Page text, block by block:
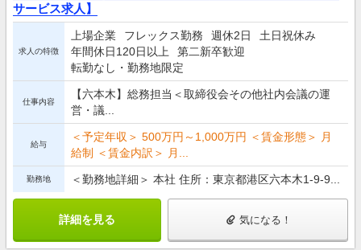
サービス求人】
求人の特徴
上場企業 フレックス勤務 週休2日
土日祝休み
年間休日120日以上
第二新卒歓迎
転勤なし・勤務地限定
仕事内容
【六本木】総務担当＜取締役会その他社内会議の運
営・議...
給与
＜予定年収＞ 500万円～1,000万円 ＜賃金形態＞ 月
給制 ＜賃金内訳＞ 月...
勤務地 ＜勤務地詳細＞ 本社 住所：東京都港区六本木1-9-9...
詳細を見る 気になる！